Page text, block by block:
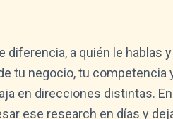
diferencia, a quién le hablas
tu negocio, tu competencia
en direcciones distintas.
ese research en días y